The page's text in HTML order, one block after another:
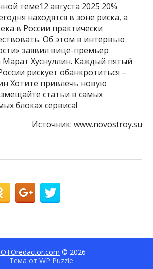
теме12 августа 2025 20%
находятся в зоне риска, а
в России практически
Об этом в интервью
заявил вице-премьер
Марат Хуснуллин. Каждый пятый
рискует обанкротиться –
Хотите привлечь новую
статьи в самых
блоках сервиса!
Источник: www.novostroy.su
© 2026
Тема от WP Puzzle